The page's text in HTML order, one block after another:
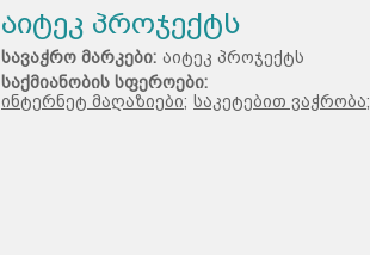
აიტეკ პროჯექტს
სავაჭრო მარკები: აიტეკ პროჯექტს
საქმიანობის სფეროები:
ინტერნეტ მაღაზიები; საკეტებით ვაჭრობა;